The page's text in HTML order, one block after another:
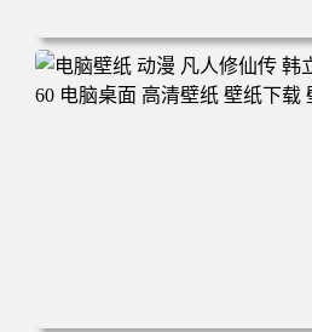
电脑壁纸 动漫角色 卡通场景 夏日
年回忆 荷塘荷叶 蜡笔小新 电脑桌